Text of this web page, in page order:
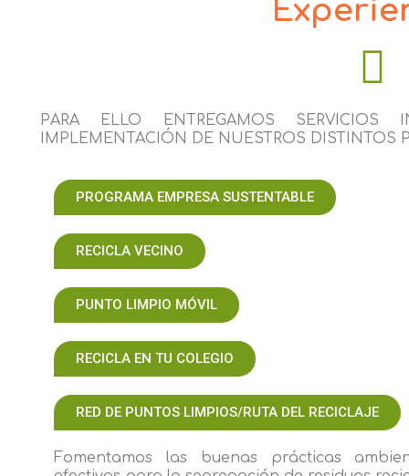
PARA ELLO ENTREGAMOS SERVICIOS
IMPLEMENTACIÓN DE NUESTROS DISTINTOS
PROGRAMA EMPRESA SUSTENTABLE
RECICLA VECINO
PUNTO LIMPIO MÓVIL
RECICLA EN TU COLEGIO
RED DE PUNTOS LIMPIOS/RUTA DEL RECICLAJE
Fomentamos las buenas prácticas